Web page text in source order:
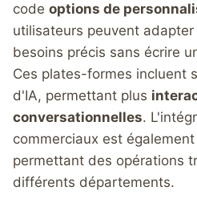
code options de
utilisateurs peuvent
besoins précis sans écrire
Ces plates-formes incluent
d'IA, permettant plus
conversationnelles.
commerciaux est
permettant des opérations
différents départements.